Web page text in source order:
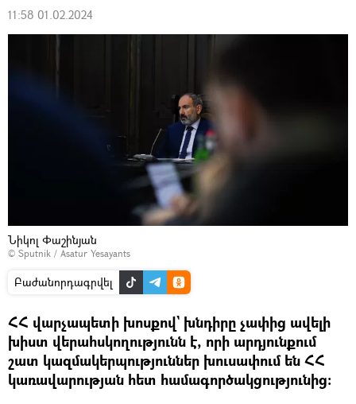
11:58 01.02.2024
Նիկոլ Փաշինյան
© Sputnik / Asatur Yesayants
Բաժանորդագրվել
ՀՀ վարչապետի խոսքով` խնդիրը չափից ավելի
խիստ վերահսկողությունն է, որի արդյունքում
շատ կազմակերպություններ խուսափում են ՀՀ
կառավարության հետ համագործակցությունից։